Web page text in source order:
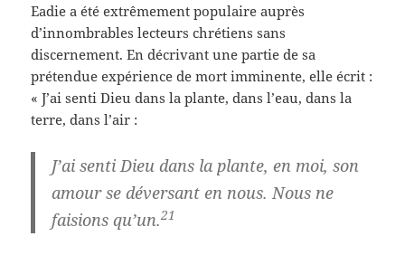
Eadie a été extrêmement populaire auprès
d’innombrables lecteurs chrétiens sans
discernement. En décrivant une partie de sa
prétendue expérience de mort imminente, elle écrit :
« J’ai senti Dieu dans la plante, dans l’eau, dans la
terre, dans l’air :
J’ai senti Dieu dans la plante, en moi, son
amour se déversant en nous. Nous ne
faisions qu’un.21